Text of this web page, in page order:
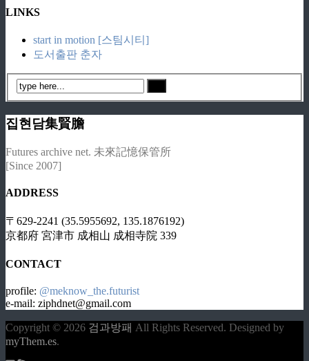
LINKS
start in motion [스팀시티]
도서출판 춘자
집현담集賢膽
Futures archive net. 未來記憶保管所
[Since 2007]
ADDRESS
〒629-2241 (35.5955692, 135.1876192)
京都府 宮津市 成相山 成相寺院 339
CONTACT
profile: @meknow_the.futurist
e-mail: ziphdnet@gmail.com
Copyright © 2026 검과방패 All Rights Reserved. Designed by
myThem.es.